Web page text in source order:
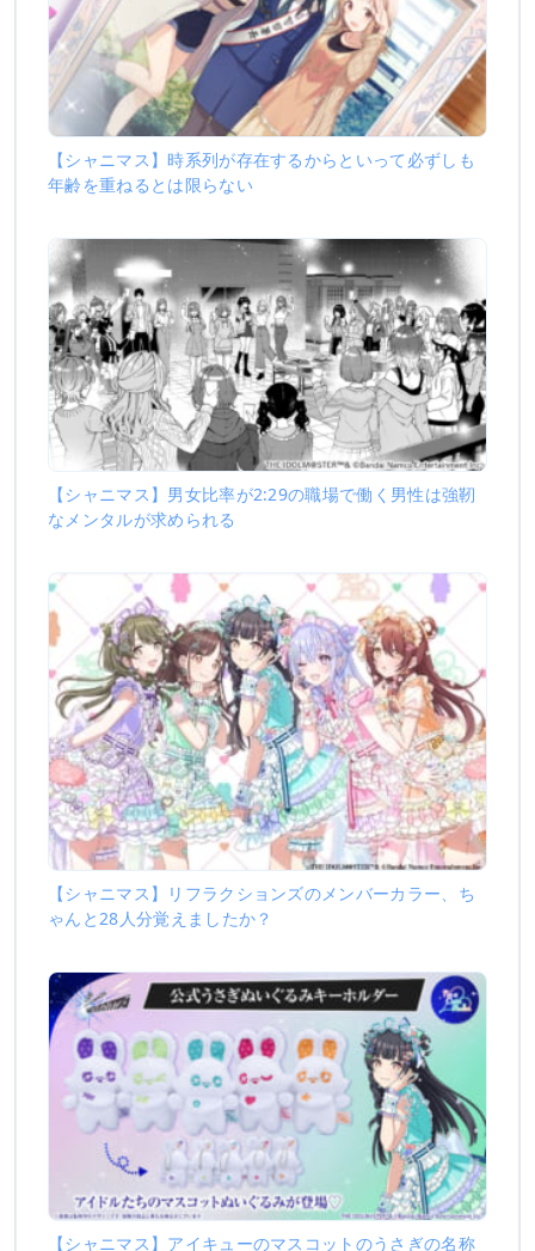
【シャニマス】時系列が存在するからといって必ずしも
年齢を重ねるとは限らない
【シャニマス】男女比率が2:29の職場で働く男性は強靭
なメンタルが求められる
【シャニマス】リフラクションズのメンバーカラー、ち
ゃんと28人分覚えましたか？
【シャニマス】アイキューのマスコットのうさぎの名称